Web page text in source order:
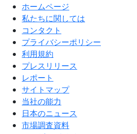
ホームページ
私たちに関しては
コンタクト
プライバシーポリシー
利用規約
プレスリリース
レポート
サイトマップ
当社の能力
日本のニュース
市場調査資料